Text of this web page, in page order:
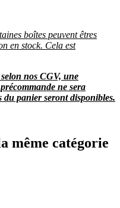
boîtes peuvent êtres
en stock. Cela est
nos CGV, une
ne sera
du panier seront disponibles.
même catégorie